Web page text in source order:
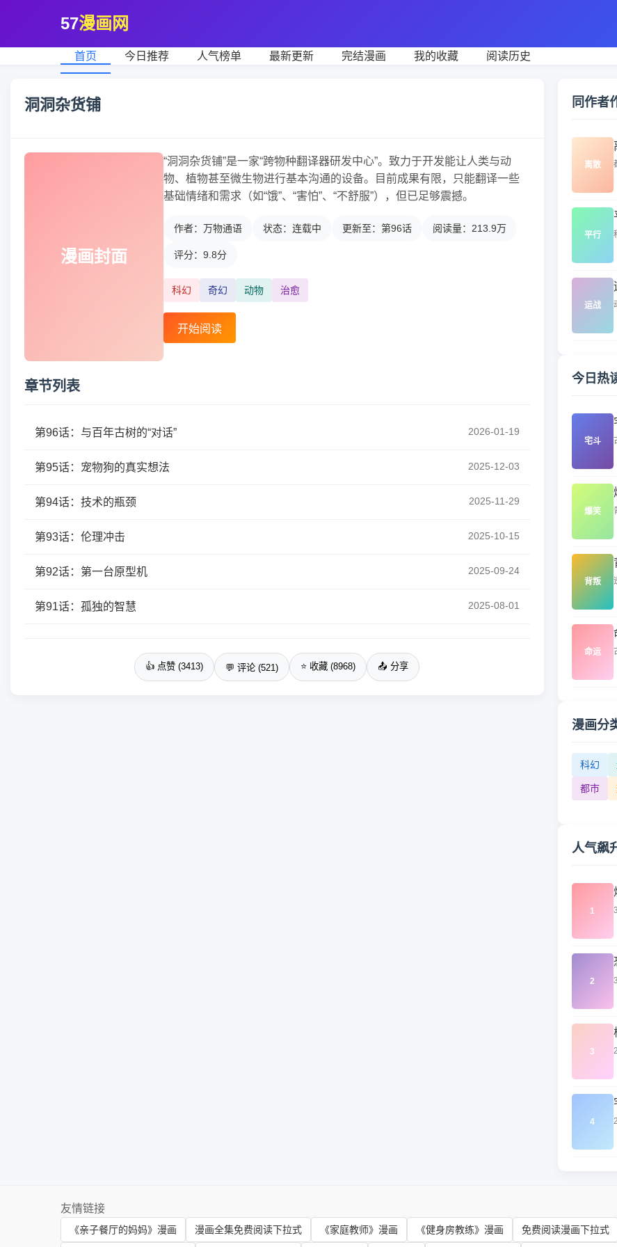
57漫画网
首页 今日推荐 人气榜单 最新更新 完结漫画 我的收藏 阅读历史
洞洞杂货铺
漫画封面
“洞洞杂货铺”是一家“跨物种翻译器研发中心”。致力于开发能让人类与动
物、植物甚至微生物进行基本沟通的设备。目前成果有限，只能翻译一些
基础情绪和需求（如“饿”、“害怕”、“不舒服”），但已足够震撼。
作者：万物通语 状态：连载中 更新至：第96话 阅读量：213.9万
评分：9.8分
科幻 奇幻 动物 治愈
开始阅读
章节列表
第96话：与百年古树的“对话” 2026-01-19
第95话：宠物狗的真实想法 2025-12-03
第94话：技术的瓶颈 2025-11-29
第93话：伦理冲击 2025-10-15
第92话：第一台原型机 2025-09-24
第91话：孤独的智慧 2025-08-01
👍 点赞 (3413) 💬 评论 (521) ⭐ 收藏 (8968) 📤 分享
今日热
宅斗
爆笑
背叛
命运
漫画分
科幻
都市
人气飙
1
2
3
4
同作者
离散
平行
运战
友情链接
《亲子餐厅的妈妈》漫画 漫画全集免费阅读下拉式 《家庭教师》漫画 《健身房教练》漫画 免费阅读漫画下拉式